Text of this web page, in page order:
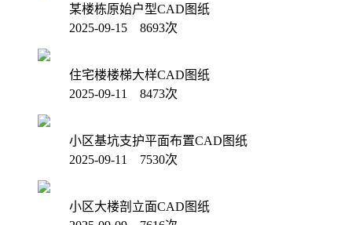
某楼栋原始户型CAD图纸
2025-09-15 8693次
住宅楼楼梯大样CAD图纸
2025-09-11 8473次
小区基坑支护平面布置CAD图纸
2025-09-11 7530次
小区大楼剖立面CAD图纸